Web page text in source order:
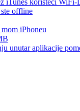
iTunes koristeći WiFi-
offline
iPhoneu
unutar aplikacije